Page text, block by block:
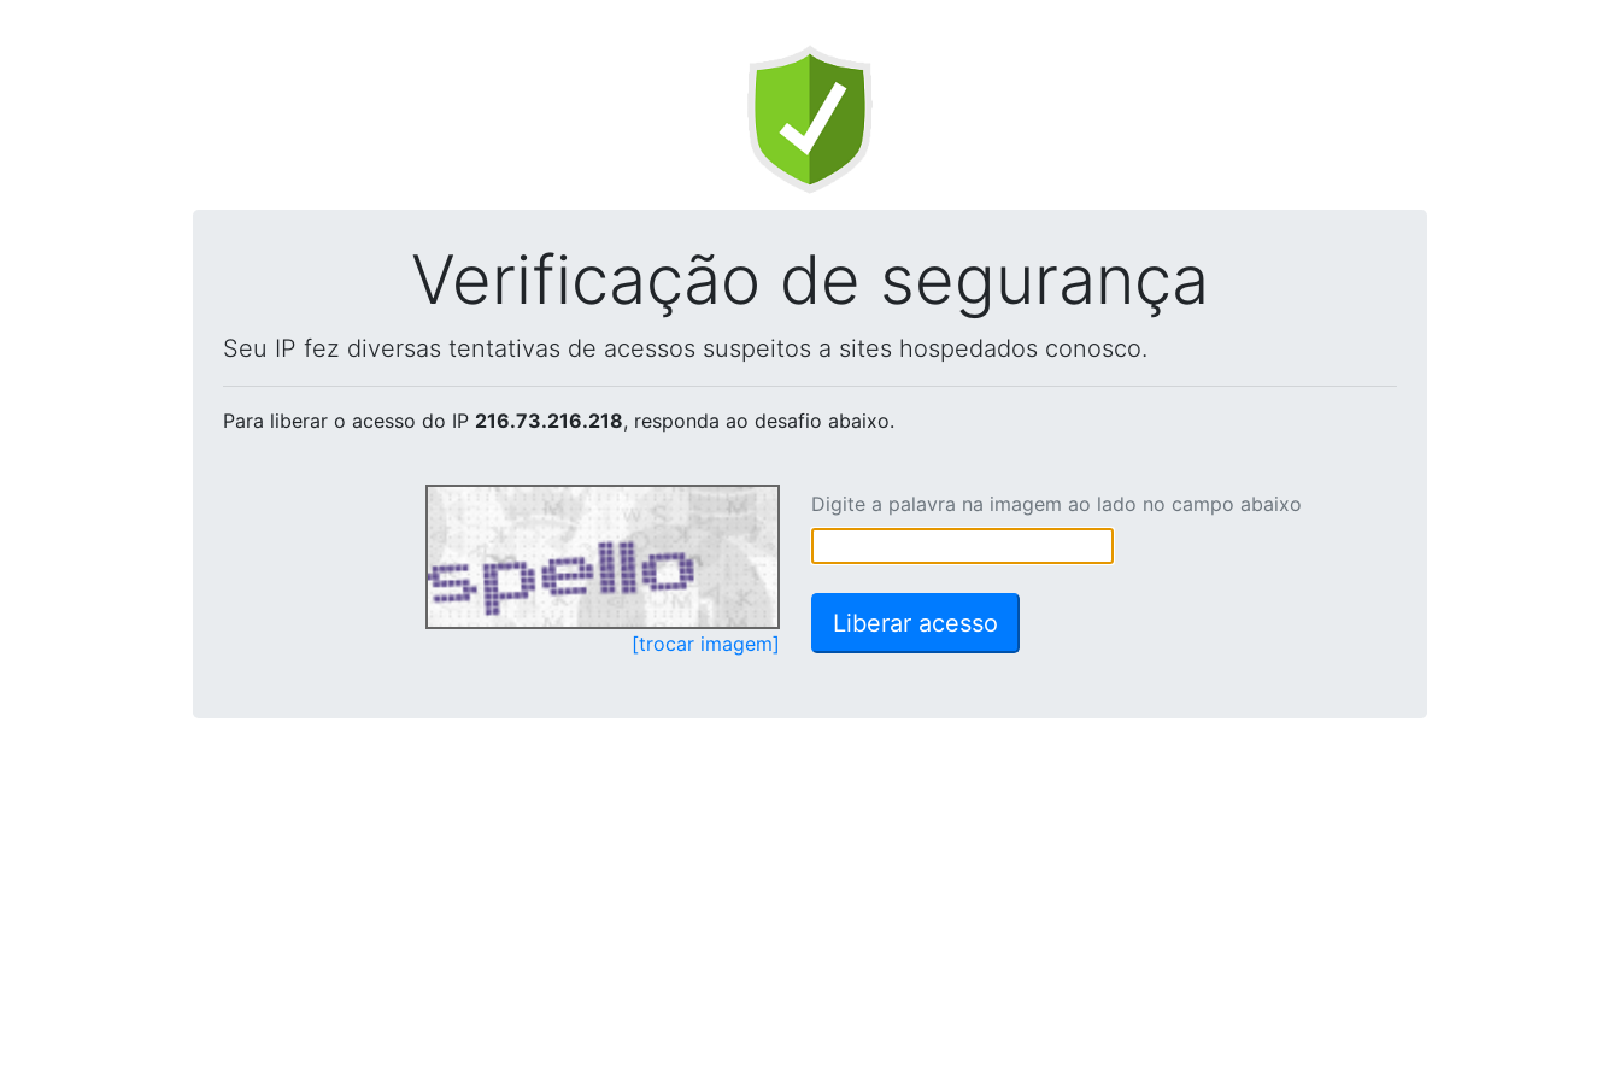
Verificação de segurança
Seu IP fez diversas tentativas de acessos suspeitos a sites hospedados conosco.
Para liberar o acesso do IP 216.73.216.218, responda ao desafio abaixo.
[trocar imagem]
Digite a palavra na imagem ao lado no campo abaixo